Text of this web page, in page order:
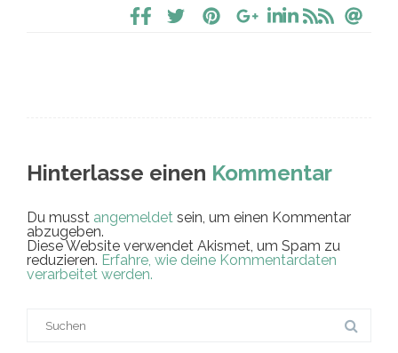
Hinterlasse einen Kommentar
Du musst angemeldet sein, um einen Kommentar
abzugeben.
Diese Website verwendet Akismet, um Spam zu
reduzieren. Erfahre, wie deine Kommentardaten
verarbeitet werden.